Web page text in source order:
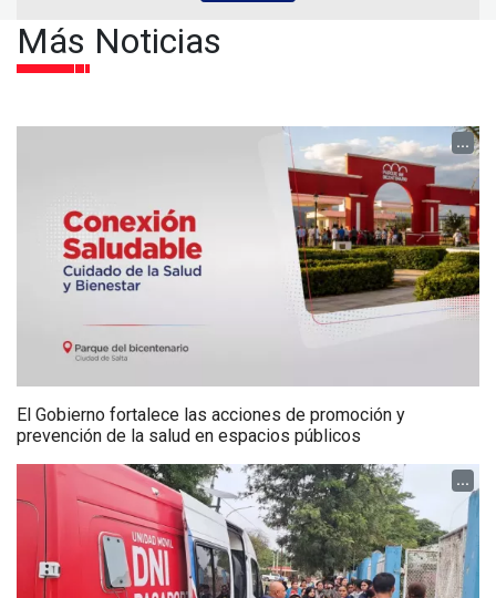
Más Noticias
...
El Gobierno fortalece las acciones de promoción y
prevención de la salud en espacios públicos
...